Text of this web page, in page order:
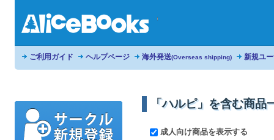
ご利用ガイド ヘルプページ 海外発送(Overseas shipping) 新規ユ
「ハルピ」を含む商品
成人向け商品を表示する